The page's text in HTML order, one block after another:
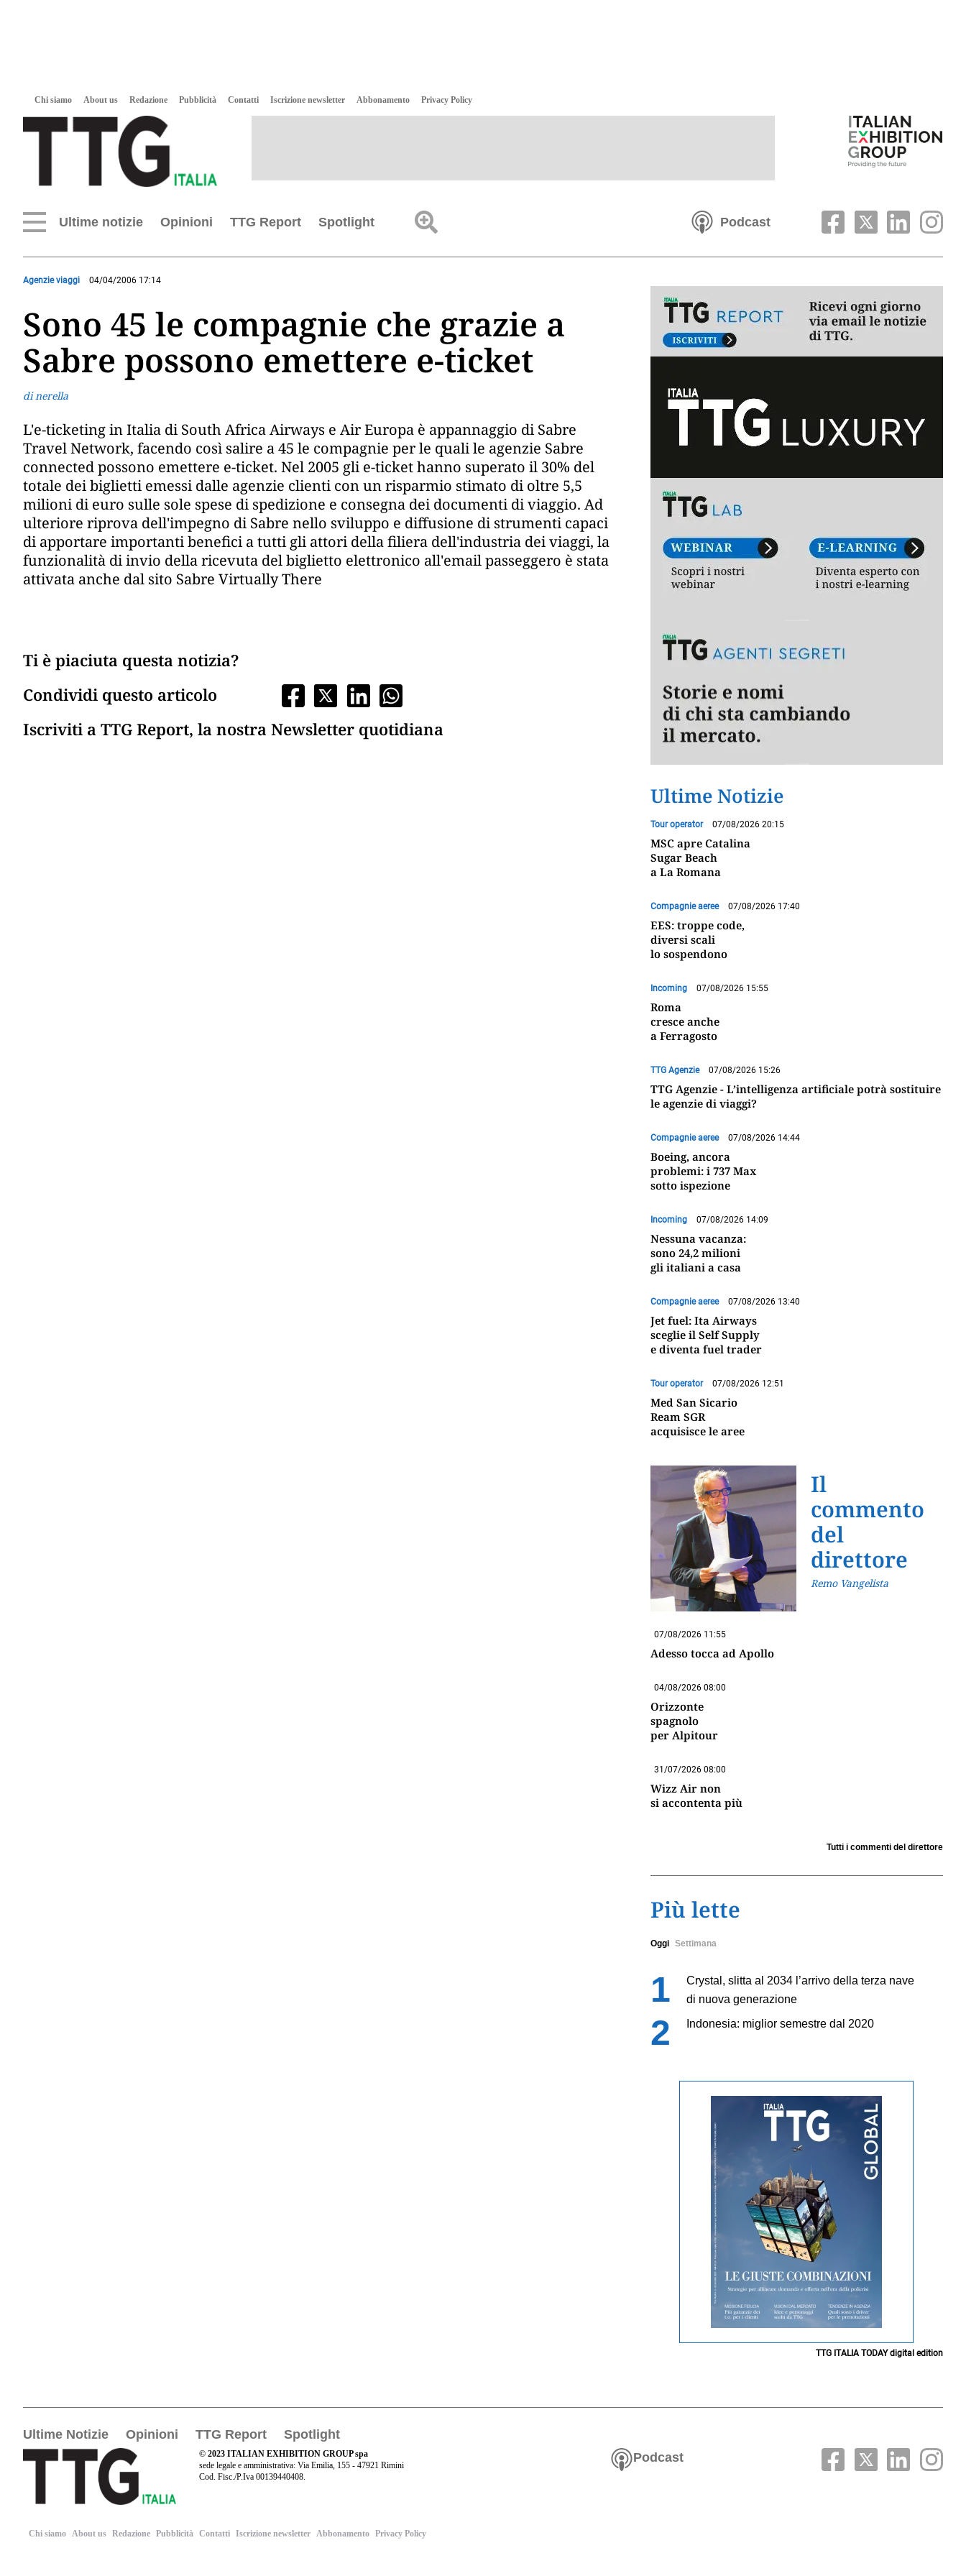
Chi siamo About us Redazione Pubblicità Contatti Iscrizione newsletter Abbonamento Privacy Policy
Ultime notizie Opinioni TTG Report Spotlight Podcast
Agenzie viaggi 04/04/2006 17:14
Sono 45 le compagnie che grazie a
Sabre possono emettere e-ticket
di nerella
L'e-ticketing in Italia di South Africa Airways e Air Europa è appannaggio di Sabre
Travel Network, facendo così salire a 45 le compagnie per le quali le agenzie Sabre
connected possono emettere e-ticket. Nel 2005 gli e-ticket hanno superato il 30% del
totale dei biglietti emessi dalle agenzie clienti con un risparmio stimato di oltre 5,5
milioni di euro sulle sole spese di spedizione e consegna dei documenti di viaggio. Ad
ulteriore riprova dell'impegno di Sabre nello sviluppo e diffusione di strumenti capaci
di apportare importanti benefici a tutti gli attori della filiera dell'industria dei viaggi, la
funzionalità di invio della ricevuta del biglietto elettronico all'email passeggero è stata
attivata anche dal sito Sabre Virtually There
Ti è piaciuta questa notizia?
Condividi questo articolo
Iscriviti a TTG Report, la nostra Newsletter quotidiana
Ultime Notizie
Tour operator 07/08/2026 20:15
MSC apre Catalina
Sugar Beach
a La Romana
Compagnie aeree 07/08/2026 17:40
EES: troppe code,
diversi scali
lo sospendono
Incoming 07/08/2026 15:55
Roma
cresce anche
a Ferragosto
TTG Agenzie 07/08/2026 15:26
TTG Agenzie - L’intelligenza artificiale potrà sostituire
le agenzie di viaggi?
Compagnie aeree 07/08/2026 14:44
Boeing, ancora
problemi: i 737 Max
sotto ispezione
Incoming 07/08/2026 14:09
Nessuna vacanza:
sono 24,2 milioni
gli italiani a casa
Compagnie aeree 07/08/2026 13:40
Jet fuel: Ita Airways
sceglie il Self Supply
e diventa fuel trader
Tour operator 07/08/2026 12:51
Med San Sicario
Ream SGR
acquisisce le aree
Il
commento
del
direttore
Remo Vangelista
07/08/2026 11:55
Adesso tocca ad Apollo
04/08/2026 08:00
Orizzonte
spagnolo
per Alpitour
31/07/2026 08:00
Wizz Air non
si accontenta più
Tutti i commenti del direttore
Più lette
Oggi Settimana
Crystal, slitta al 2034 l’arrivo della terza nave
di nuova generazione
Indonesia: miglior semestre dal 2020
TTG ITALIA TODAY digital edition
Ultime Notizie Opinioni TTG Report Spotlight
© 2023 ITALIAN EXHIBITION GROUP spa
sede legale e amministrativa: Via Emilia, 155 - 47921 Rimini
Cod. Fisc./P.Iva 00139440408.
Podcast
Chi siamo About us Redazione Pubblicità Contatti Iscrizione newsletter Abbonamento Privacy Policy